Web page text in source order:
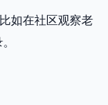
如在社区观察老